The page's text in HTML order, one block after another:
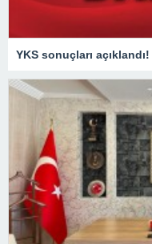
YKS sonuçları açıklandı!